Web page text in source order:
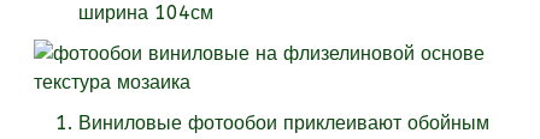
ширина 104см
Виниловые фотообои приклеивают обойным